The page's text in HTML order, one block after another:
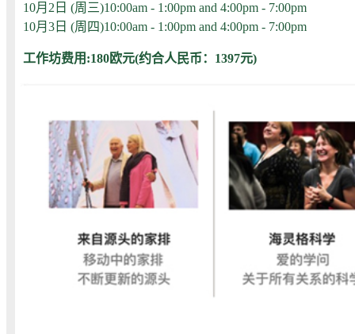
10月2日 (周三)10:00am - 1:00pm and 4:00pm - 7:00pm
10月3日 (周四)10:00am - 1:00pm and 4:00pm - 7:00pm
工作坊费用:180欧元(约合人民币：1397元)